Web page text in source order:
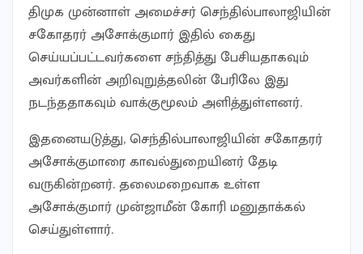
திமுக முன்னாள் அமைச்சர் செந்தில்பாலாஜியின்
சகோதரர் அசோக்குமார் இதில் கைது
செய்யப்பட்டவர்களை சந்தித்து பேசியதாகவும்
அவர்களின் அறிவுறுத்தலின் பேரிலே இது
நடந்ததாகவும் வாக்குமூலம் அளித்துள்ளனர்.
இதனையடுத்து, செந்தில்பாலாஜியின் சகோதரர்
அசோக்குமாரை காவல்துறையினர் தேடி
வருகின்றனர். தலைமறைவாக உள்ள
அசோக்குமார் முன்ஜாமீன் கோரி மனுதாக்கல்
செய்துள்ளார்.